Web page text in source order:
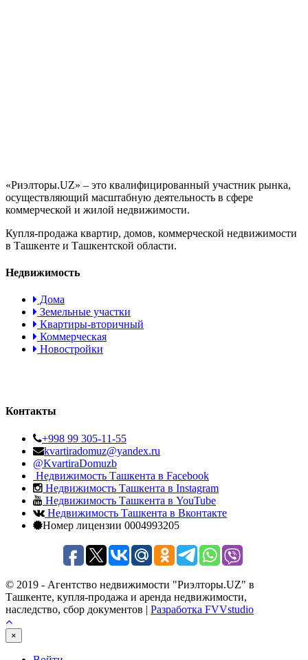
«Риэлторы.UZ» – это квалифицированный участник рынка,
осуществляющий масштабную деятельность в сфере
коммерческой и жилой недвижимости.
Купля-продажа квартир, домов, коммерческой недвижимости
в Ташкенте и Ташкентской области.
Недвижимость
Дома
Земельные участки
Квартиры-вторичный
Коммерческая
Новостройки
Контакты
+998 99 305-11-55
kvartiradomuz@yandex.ru
@KvartiraDomuzb
Недвижимость Ташкента в Facebook
Недвижимость Ташкента в Instagram
Недвижимость Ташкента в YouTube
Недвижимость Ташкента в Вконтакте
Номер лицензии 0004993205
© 2019 - Агентство недвижимости "Риэлторы.UZ" в
Ташкенте, купля-продажа и аренда недвижимости,
наследство, сбор документов | Разработка FVVstudio
×